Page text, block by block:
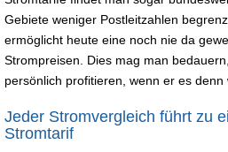
Gebiete weniger Postleitzahlen
ermöglicht heute eine noch nie da
Strompreisen. Dies mag man
persönlich profitieren, wenn er es denn
Jeder Stromvergleich führt zu
Stromtarif